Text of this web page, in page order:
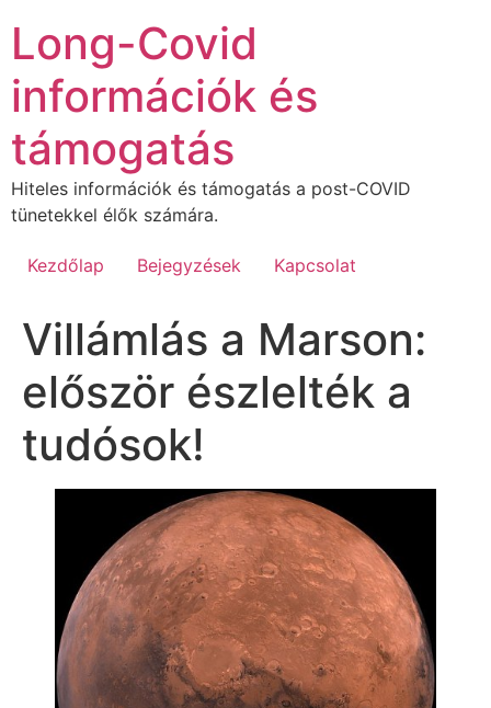
tartalomhoz
Long-Covid
információk és
támogatás
Hiteles információk és támogatás a post-COVID
tünetekkel élők számára.
Kezdőlap Bejegyzések Kapcsolat
Villámlás a Marson:
először észlelték a
tudósok!